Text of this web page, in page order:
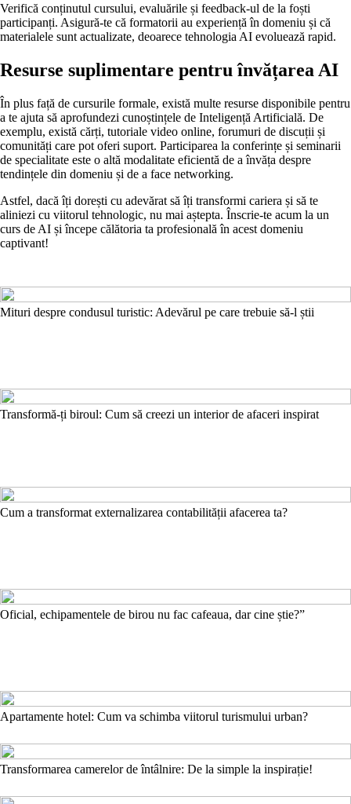
Verifică conținutul cursului, evaluările și feedback-ul de la foști
participanți. Asigură-te că formatorii au experiență în domeniu și că
materialele sunt actualizate, deoarece tehnologia AI evoluează rapid.
Resurse suplimentare pentru învățarea AI
În plus față de cursurile formale, există multe resurse disponibile pentru
a te ajuta să aprofundezi cunoștințele de Inteligență Artificială. De
exemplu, există cărți, tutoriale video online, forumuri de discuții și
comunități care pot oferi suport. Participarea la conferințe și seminarii
de specialitate este o altă modalitate eficientă de a învăța despre
tendințele din domeniu și de a face networking.
Astfel, dacă îți dorești cu adevărat să îți transformi cariera și să te
aliniezi cu viitorul tehnologic, nu mai aștepta. Înscrie-te acum la un
curs de AI și începe călătoria ta profesională în acest domeniu
captivant!
Mituri despre condusul turistic: Adevărul pe care trebuie să-l știi
Transformă-ți biroul: Cum să creezi un interior de afaceri inspirat
Cum a transformat externalizarea contabilității afacerea ta?
Oficial, echipamentele de birou nu fac cafeaua, dar cine știe?”
Apartamente hotel: Cum va schimba viitorul turismului urban?
Transformarea camerelor de întâlnire: De la simple la inspirație!